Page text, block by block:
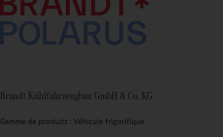
Brandt Kühlfahrzeugbau GmbH & Co. KG
Gamme de produits : Véhicule frigorifique